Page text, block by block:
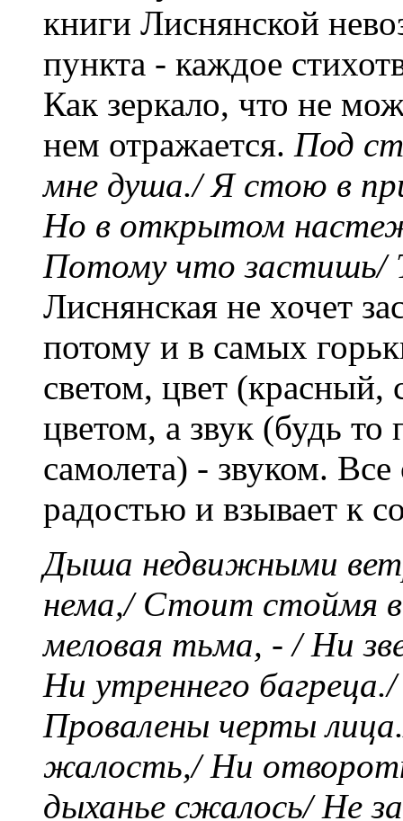
книги Лиснянской
пункта - каждое
Как зеркало, что не
нем отражается. Под
мне душа./ Я стою в
Но в открытом
Потому что застишь/
Лиснянская не хочет
потому и в самых
светом, цвет (красный,
цветом, а звук (будь
самолета) - звуком.
радостью и взывает к
Дыша недвижными
нема,/ Стоит стоймя в
меловая тьма, - / Ни
Ни утреннего
Провалены черты
жалость,/ Ни
дыханье сжалось/ Не